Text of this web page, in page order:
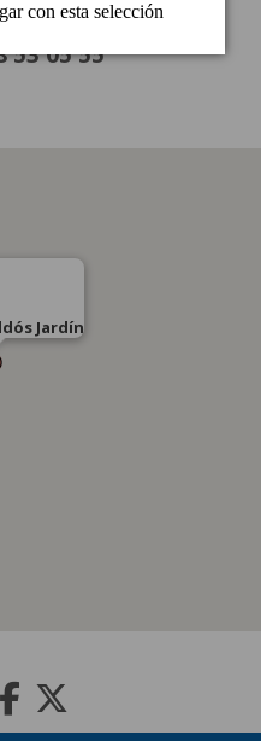
- Spain
53 05 55
Jardín